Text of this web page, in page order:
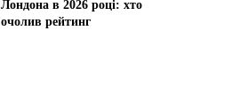
Лондона в 2026 році: хто
очолив рейтинг